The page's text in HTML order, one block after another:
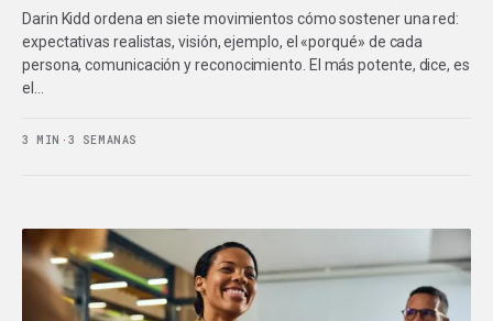
Darin Kidd ordena en siete movimientos cómo sostener una red:
expectativas realistas, visión, ejemplo, el «porqué» de cada
persona, comunicación y reconocimiento. El más potente, dice, es
el…
3 MIN · 3 SEMANAS